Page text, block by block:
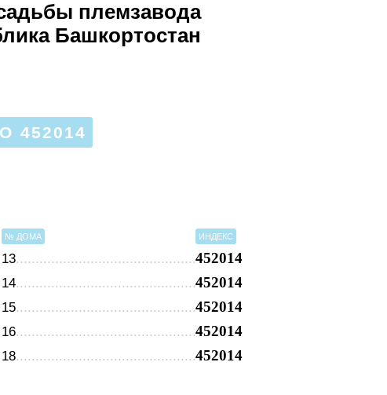
племзавода
Башкортостан
452014
№ ДОМА ИНДЕКС
13 452014
14 452014
15 452014
16 452014
18 452014